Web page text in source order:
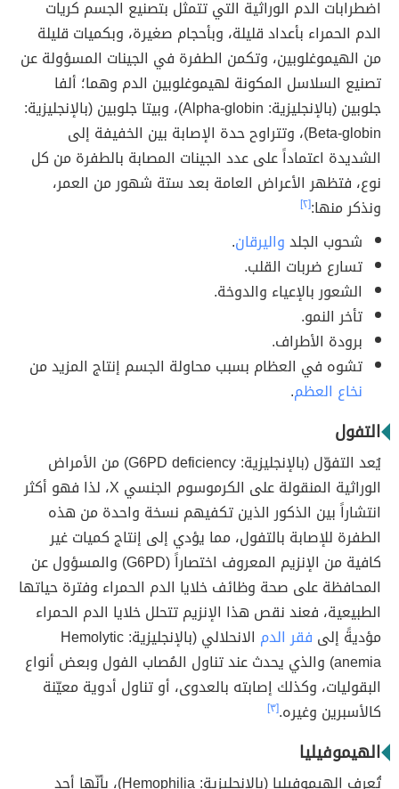
اضطرابات الدم الوراثية التي تتمثل بتصنيع الجسم كريات
الدم الحمراء بأعداد قليلة، وبأحجام صغيرة، وبكميات قليلة
من الهيموغلوبين، وتكمن الطفرة في الجينات المسؤولة عن
تصنيع السلاسل المكونة لهيموغلوبين الدم وهما؛ ألفا
جلوبين (بالإنجليزية: Alpha-globin)، وبيتا جلوبين (بالإنجليزية:
Beta-globin)، وتتراوح حدة الإصابة بين الخفيفة إلى
الشديدة اعتماداً على عدد الجينات المصابة بالطفرة من كل
نوع، فتظهر الأعراض العامة بعد ستة شهور من العمر،
ونذكر منها:[٢]
شحوب الجلدواليرقان.
تسارع ضربات القلب.
الشعور بالإعياء والدوخة.
تأخر النمو.
برودة الأطراف.
تشوه في العظام بسبب محاولة الجسم إنتاج المزيد من
نخاع العظم.
التفول
يُعد التفوّل (بالإنجليزية: G6PD deficiency) من الأمراض
الوراثية المنقولة على الكرموسوم الجنسي X، لذا فهو أكثر
انتشاراً بين الذكور الذين تكفيهم نسخة واحدة من هذه
الطفرة للإصابة بالتفول، مما يؤدي إلى إنتاج كميات غير
كافية من الإنزيم المعروف اختصاراً (G6PD) والمسؤول عن
المحافظة على صحة وظائف خلايا الدم الحمراء وفترة حياتها
الطبيعية، فعند نقص هذا الإنزيم تتحلل خلايا الدم الحمراء
مؤديةً إلى فقر الدم
الانحلالي (بالإنجليزية: Hemolytic
anemia) والذي يحدث عند تناول المُصاب الفول وبعض أنواع
البقوليات، وكذلك إصابته بالعدوى، أو تناول أدوية معيّنة
كالأسبرين وغيره.[٣]
الهيموفيليا
تُعرف الهيموفيليا (بالإنجليزية: Hemophilia)، بأنّها أحد